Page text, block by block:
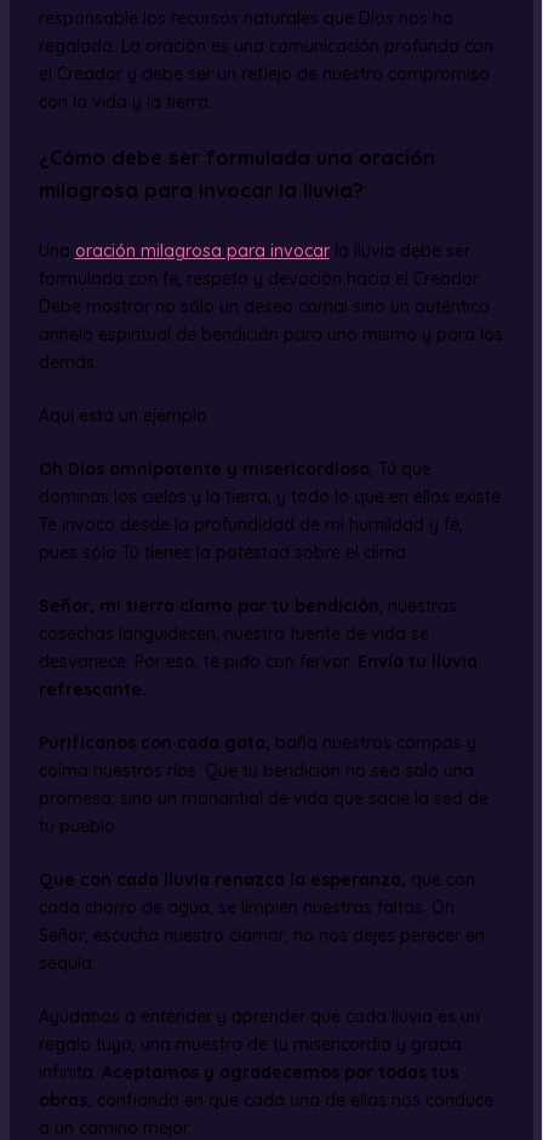
responsable los recursos naturales que Dios nos ha
regalado. La oración es una comunicación profunda con
el Creador y debe ser un reflejo de nuestro compromiso
con la vida y la tierra.
¿Cómo debe ser formulada una oración
milagrosa para invocar la lluvia?
Una oración milagrosa para invocarla lluvia debe ser
formulada con fe, respeto y devoción hacia el Creador.
Debe mostrar no sólo un deseo carnal sino un auténtico
anhelo espiritual de bendición para uno mismo y para los
demás.
Aquí está un ejemplo:
Oh Dios omnipotente y misericordioso, Tú que
dominas los cielos y la tierra, y todo lo que en ellos existe.
Te invoco desde la profundidad de mi humildad y fe,
pues sólo Tú tienes la potestad sobre el clima.
Señor, mi tierra clama por tu bendición , nuestras
cosechas languidecen, nuestra fuente de vida se
desvanece. Por eso, te pido con fervor: Envía tu lluvia
refrescante.
Purifícanos con cada gota, baña nuestros campos y
colma nuestros ríos. Que tu bendición no sea solo una
promesa, sino un manantial de vida que sacie la sed de
tu pueblo.
Que con cada lluvia renazca la esperanza, que con
cada chorro de agua, se limpien nuestras faltas. Oh
Señor, escucha nuestro clamor, no nos dejes perecer en
sequía.
Ayúdanos a entender y aprender que cada lluvia es un
regalo tuyo, una muestra de tu misericordia y gracia
infinita. Aceptamos y agradecemos por todas tus
obras, confiando en que cada una de ellas nos conduce
a un camino mejor.